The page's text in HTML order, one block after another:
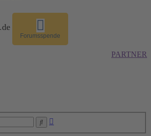
Forumsspende
PARTNER
Suche